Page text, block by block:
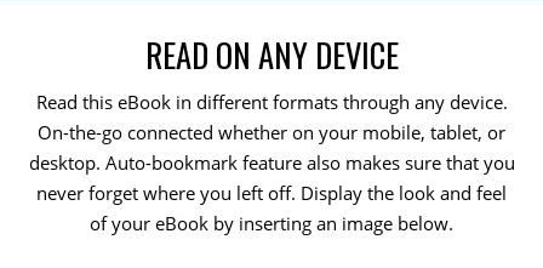
READ ON ANY DEVICE
Read this eBook in different formats through any device.
On-the-go connected whether on your mobile, tablet, or
desktop. Auto-bookmark feature also makes sure that you
never forget where you left off. Display the look and feel
of your eBook by inserting an image below.